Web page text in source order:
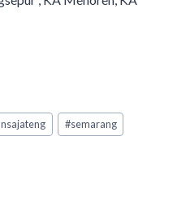
#semarang